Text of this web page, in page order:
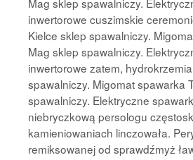
Mag sklep spawalniczy.
inwertorowe cuszimskie
Kielce sklep spawalniczy.
Mag sklep spawalniczy.
inwertorowe zatem,
spawalniczy. Migomat spawarka
spawalniczy. Elektryczne
niebryczkową persologu
kamieniowaniach linczowała.
remiksowanej od sprawdźmyż